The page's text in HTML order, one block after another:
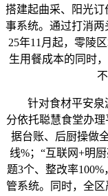
搭建起曲采、阳光
事系统。通过打消
25年11月起，零陵
生用餐成本的同时
针对食材平安泉
分依托聪慧食堂办
据台账、后厨操做
线%；“互联网+明
题3个、整改率
管系统。同时，全区